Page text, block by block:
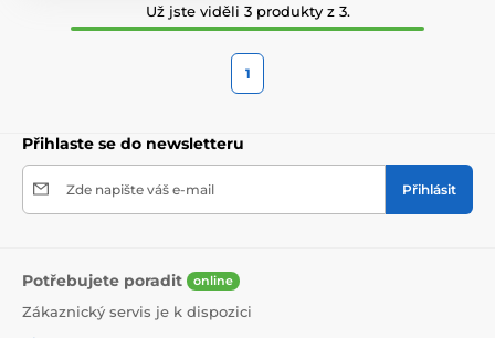
Už jste viděli 3 produkty z 3.
1
Přihlaste se do newsletteru
Zde napište váš e-mail Přihlásit
Potřebujete poradit online
Zákaznický servis je k dispozici